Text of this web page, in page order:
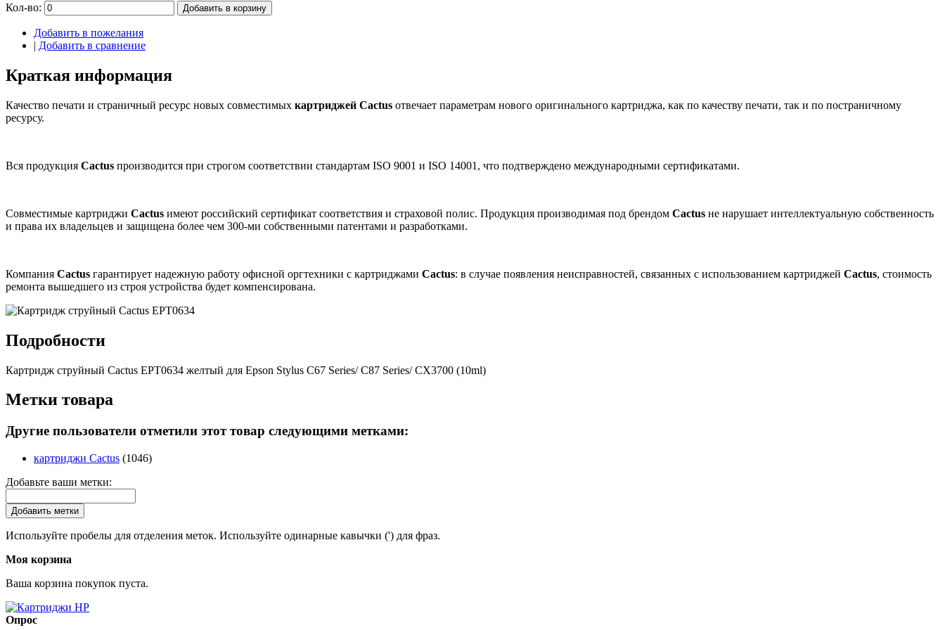
Кол-во:
Добавить в корзину
Добавить в пожелания
| Добавить в сравнение
Краткая информация
Качество печати и страничный ресурс новых совместимых картриджей Cactus отвечает параметрам нового оригинального картриджа, как по качеству печати, так и по постраничному
ресурсу.
Вся продукция Cactus производится при строгом соответствии стандартам ISO 9001 и ISO 14001, что подтверждено международными сертификатами.
Совместимые картриджи Cactus имеют российский сертификат соответствия и страховой полис. Продукция производимая под брендом Cactus не нарушает интеллектуальную собственность
и права их владельцев и защищена более чем 300-ми собственными патентами и разработками.
Компания Cactus гарантирует надежную работу офисной оргтехники с картриджами Cactus: в случае появления неисправностей, связанных с использованием картриджей Cactus, стоимость
ремонта вышедшего из строя устройства будет компенсирована.
Подробности
Картридж струйный Cactus EPT0634 желтый для Epson Stylus C67 Series/ C87 Series/ CX3700 (10ml)
Метки товара
Другие пользователи отметили этот товар следующими метками:
картриджи Cactus (1046)
Добавьте ваши метки:
Добавить метки
Используйте пробелы для отделения меток. Используйте одинарные кавычки (') для фраз.
Моя корзина
Ваша корзина покупок пуста.
Опрос